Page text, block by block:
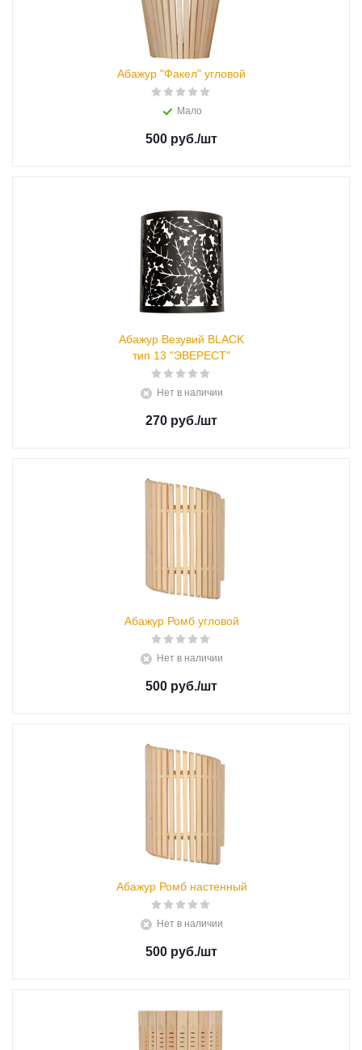
Абажур "Факел" угловой
Мало
500 руб./шт
Абажур Везувий BLACK
тип 13 "ЭВЕРЕСТ"
Нет в наличии
270 руб./шт
Абажур Ромб угловой
Нет в наличии
500 руб./шт
Абажур Ромб настенный
Нет в наличии
500 руб./шт